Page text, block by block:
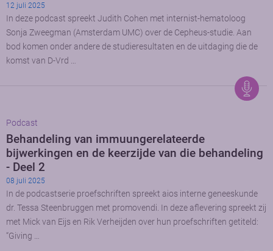
12 juli 2025
In deze podcast spreekt Judith Cohen met internist-hematoloog
Sonja Zweegman (Amsterdam UMC) over de Cepheus-studie. Aan
bod komen onder andere de studieresultaten en de uitdaging die de
komst van D-Vrd …
Podcast
Behandeling van immuungerelateerde
bijwerkingen en de keerzijde van die behandeling
- Deel 2
08 juli 2025
In de podcastserie proefschriften spreekt aios interne geneeskunde
dr. Tessa Steenbruggen met promovendi. In deze aflevering spreekt zij
met Mick van Eijs en Rik Verheijden over hun proefschriften getiteld:
“Giving …